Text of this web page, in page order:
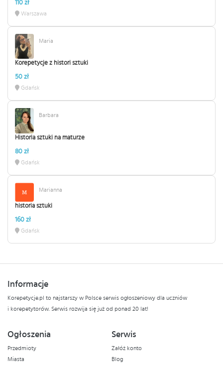
110 zł
Warszawa
Maria
Korepetycje z histori sztuki
50 zł
Gdańsk
Barbara
Historia sztuki na maturze
80 zł
Gdańsk
Marianna
historia sztuki
160 zł
Gdańsk
Informacje
Korepetycje.pl to najstarszy w Polsce serwis ogłoszeniowy dla uczniów
i korepetytorów. Serwis rozwija się już od ponad 20 lat!
Ogłoszenia
Przedmioty
Miasta
Serwis
Załóż konto
Blog